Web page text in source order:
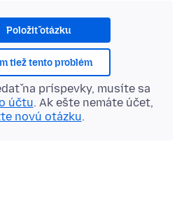
Položiť otázku
tiež tento problém
na príspevky, musíte sa
účtu. Ak ešte nemáte účet,
novú otázku.